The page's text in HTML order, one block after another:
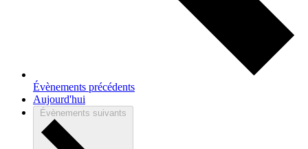
Évènements précédents
Aujourd'hui
Évènements suivants